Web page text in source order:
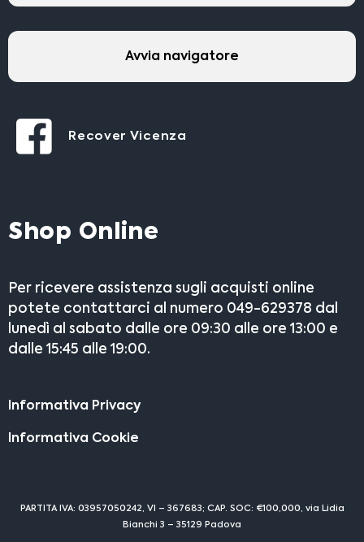
Avvia navigatore
Recover Vicenza
Shop Online
Per ricevere assistenza sugli acquisti online
potete contattarci al numero 049-629378 dal
lunedì al sabato dalle ore 09:30 alle ore 13:00 e
dalle 15:45 alle 19:00.
Informativa Privacy
Informativa Cookie
PARTITA IVA: 03957050242, VI – 367683; CAP. SOC: €100,000, via Lidia
Bianchi 3 – 35129 Padova